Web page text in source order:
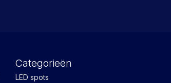
Categorieën
LED spots